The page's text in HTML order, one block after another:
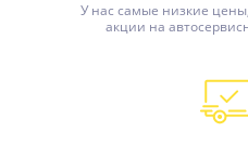
У нас самые низкие
акции на